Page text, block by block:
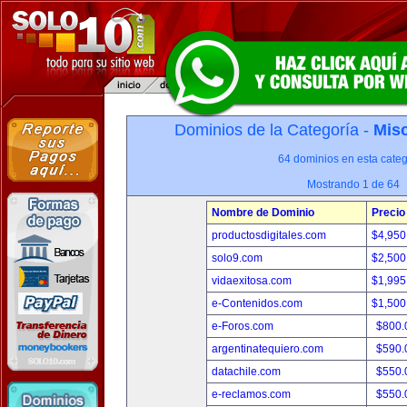
Dominios de la Categoría -
64 dominios en esta
Mostrando 1 de 64
Nombre de Dominio
Precio
productosdigitales.com
solo9.com
vidaexitosa.com
e-Contenidos.com
e-Foros.com
argentinatequiero.com
datachile.com
e-reclamos.com